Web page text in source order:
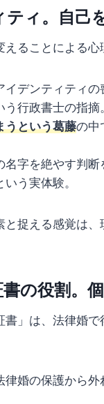
ィ。自己
ることによる心
イデンティティ
行政書士の指摘。
うという葛藤の中
字を絶やす判
う実体験。
捉える感覚は
の役割。
」は、法律婚
律婚の保護から